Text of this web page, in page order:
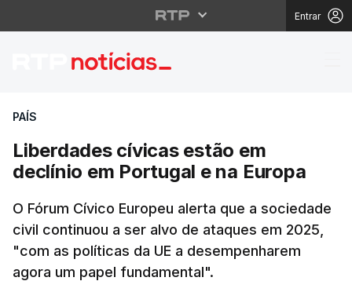
Entrar
Liberdades cívicas
PAÍS
Liberdades cívicas estão em
declínio em Portugal e na Europa
O Fórum Cívico Europeu alerta que a sociedade
civil continuou a ser alvo de ataques em 2025,
"com as políticas da UE a desempenharem
agora um papel fundamental".